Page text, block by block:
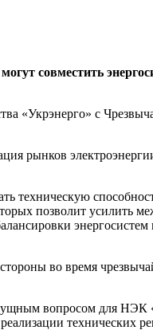
совместить
«Укрэнерго» с
рынков
техническую
позволит усилить
энергосистем
во время
вопросом для НЭК
технических